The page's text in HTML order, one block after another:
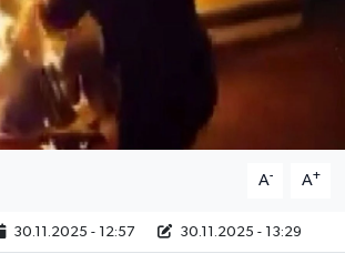
A- A+
30.11.2025 - 12:57 30.11.2025 - 13:29